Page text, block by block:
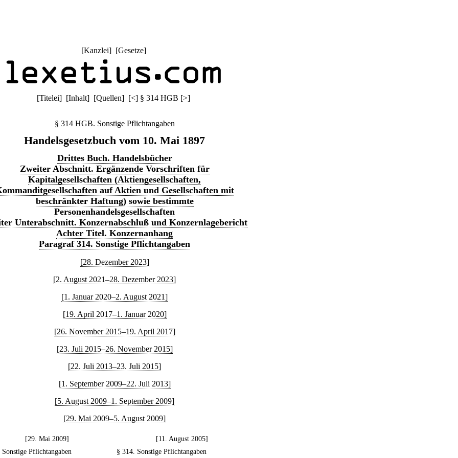
[Kanzlei] [Gesetze]
[Titelei] [Inhalt] [Quellen] [<] § 314 HGB [>]
§ 314 HGB. Sonstige Pflichtangaben
Handelsgesetzbuch vom 10. Mai 1897
Drittes Buch. Handelsbücher
Zweiter Abschnitt. Ergänzende Vorschriften für
Kapitalgesellschaften (Aktiengesellschaften,
auf Aktien und Gesellschaften mit
beschränkter Haftung) sowie bestimmte
Personenhandelsgesellschaften
Unterabschnitt. Konzernabschluß und Konzernlagebericht
Achter Titel. Konzernanhang
Paragraf 314. Sonstige Pflichtangaben
[28. Dezember 2023]
[2. August 2021–28. Dezember 2023]
[1. Januar 2020–2. August 2021]
[19. April 2017–1. Januar 2020]
[26. November 2015–19. April 2017]
[23. Juli 2015–26. November 2015]
[22. Juli 2013–23. Juli 2015]
[1. September 2009–22. Juli 2013]
[5. August 2009–1. September 2009]
[29. Mai 2009–5. August 2009]
[29. Mai 2009]
[11. August 2005]
Sonstige Pflichtangaben
§ 314. Sonstige Pflichtangaben